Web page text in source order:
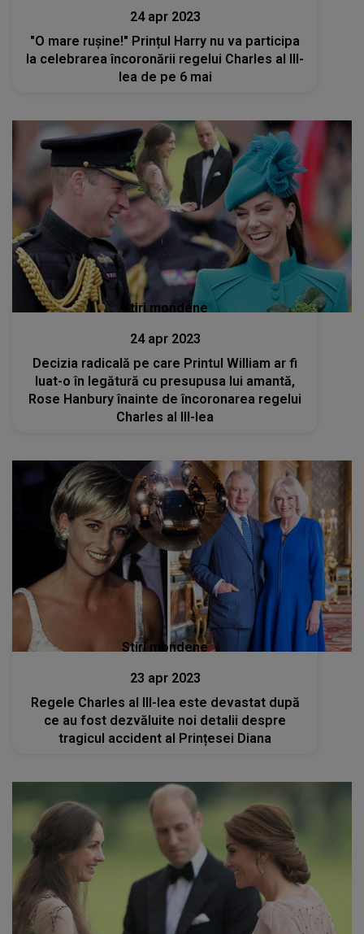
24 apr 2023
"O mare rușine!" Prințul Harry nu va participa
la celebrarea încoronării regelui Charles al III-
lea de pe 6 mai
Stiri mondene
24 apr 2023
Decizia radicală pe care Printul William ar fi
luat-o în legătură cu presupusa lui amantă,
Rose Hanbury înainte de încoronarea regelui
Charles al III-lea
Stiri mondene
23 apr 2023
Regele Charles al III-lea este devastat după
ce au fost dezvăluite noi detalii despre
tragicul accident al Prințesei Diana